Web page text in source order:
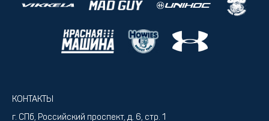
КОНТАКТЫ
г. СПб, Российский проспект, д. 6, стр. 1